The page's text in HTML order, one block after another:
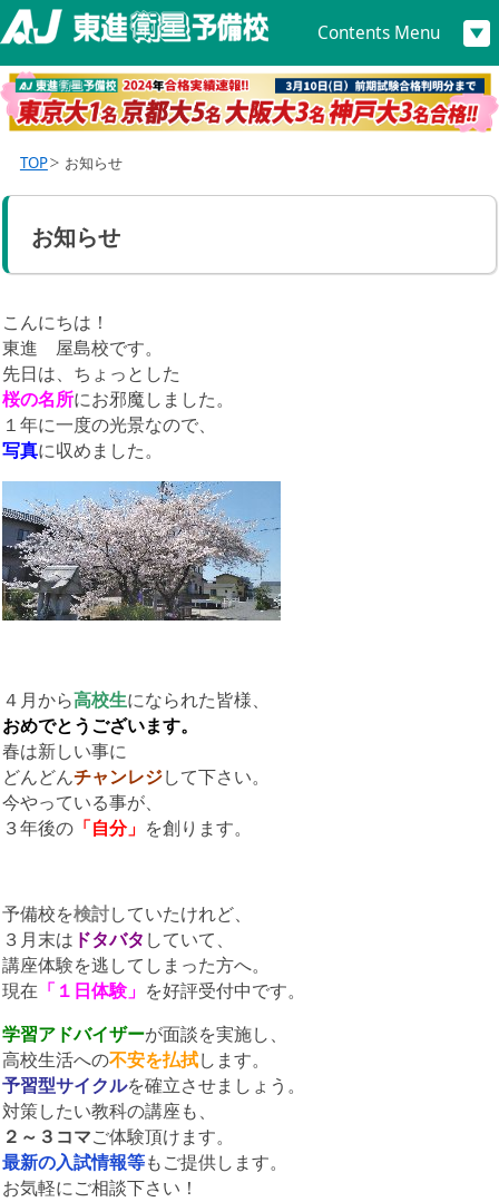
Contents Menu
TOP お知らせ
お知らせ
こんにちは！
東進 屋島校です。
先日は、ちょっとした
桜の名所にお邪魔しました。
１年に一度の光景なので、
写真に収めました。
４月から高校生になられた皆様、
おめでとうございます。
春は新しい事に
どんどんチャンレジして下さい。
今やっている事が、
３年後の 「自分」 を創ります。
予備校を検討していたけれど、
３月末は ドタバタ していて、
講座体験を逃してしまった方へ。
現在 「１日体験」 を好評受付中です。
学習アドバイザーが面談を実施し、
高校生活への不安を払拭します。
予習型サイクルを確立させましょう。
対策したい教科の講座も、
２～３コマご体験頂けます。
最新の入試情報等もご提供します。
お気軽にご相談下さい！